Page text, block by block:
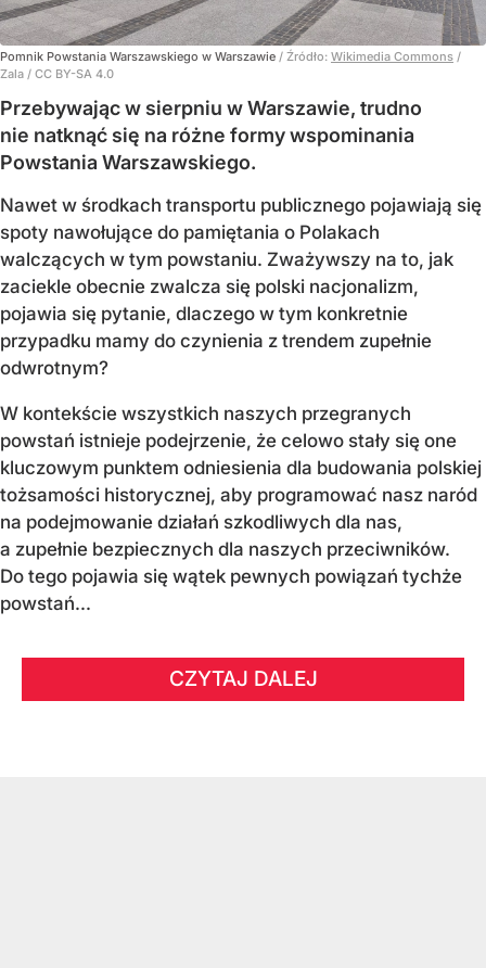
Pomnik Powstania Warszawskiego w Warszawie / Źródło: Wikimedia Commons /
Zala / CC BY-SA 4.0
Przebywając w sierpniu w Warszawie, trudno
nie natknąć się na różne formy wspominania
Powstania Warszawskiego.
Nawet w środkach transportu publicznego pojawiają się
spoty nawołujące do pamiętania o Polakach
walczących w tym powstaniu. Zważywszy na to, jak
zaciekle obecnie zwalcza się polski nacjonalizm,
pojawia się pytanie, dlaczego w tym konkretnie
przypadku mamy do czynienia z trendem zupełnie
odwrotnym?
W kontekście wszystkich naszych przegranych
powstań istnieje podejrzenie, że celowo stały się one
kluczowym punktem odniesienia dla budowania polskiej
tożsamości historycznej, aby programować nasz naród
na podejmowanie działań szkodliwych dla nas,
a zupełnie bezpiecznych dla naszych przeciwników.
Do tego pojawia się wątek pewnych powiązań tychże
powstań...
CZYTAJ DALEJ